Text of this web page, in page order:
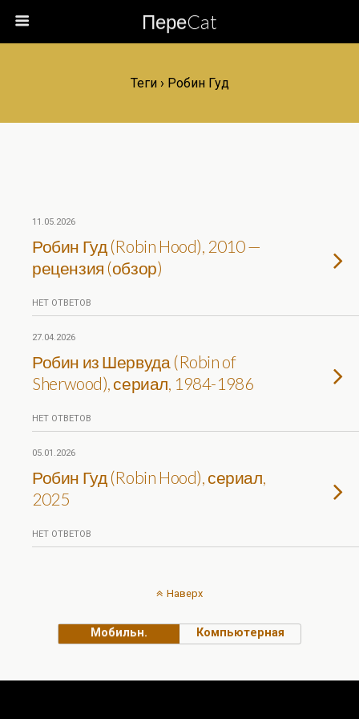
ПереCat
Теги › Робин Гуд
11.05.2026
Робин Гуд (Robin Hood), 2010 —
рецензия (обзор)
НЕТ ОТВЕТОВ
27.04.2026
Робин из Шервуда (Robin of
Sherwood), сериал, 1984-1986
НЕТ ОТВЕТОВ
05.01.2026
Робин Гуд (Robin Hood), сериал,
2025
НЕТ ОТВЕТОВ
Наверх
Мобильн. Компьютерная